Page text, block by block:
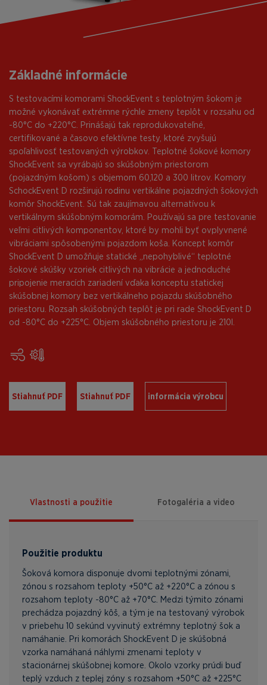
Základné informácie
S testovacími komorami ShockEvent s teplotným šokom je
možné vykonávať extrémne rýchle zmeny teplôt v rozsahu od
-80°C do +220°C. Prinášajú tak reprodukovateľné,
certifikované a časovo efektívne testy, ktoré zvyšujú
spoľahlivosť testovaných výrobkov. Teplotné šokové komory
ShockEvent sa vyrábajú so skúšobným priestorom
(pojazdným košom) s objemom 60,120 a 300 litrov. Komory
SchockEvent D rozširujú rodinu vertikálne pojazdných šokových
komôr ShockEvent. Sú tak zaujímavou alternatívou k
vertikálnym skúšobným komorám. Používajú sa pre testovanie
veľmi citlivých komponentov, ktoré by mohli byť ovplyvnené
vibráciami spôsobenými pojazdom koša. Koncept komôr
ShockEvent D umožňuje statické „nepohyblivé“ teplotné
šokové skúšky vzoriek citlivých na vibrácie a jednoduché
pripojenie meracích zariadení vďaka konceptu statickej
skúšobnej komory bez vertikálneho pojazdu skúšobného
priestoru. Rozsah skúšobných teplôt je pri rade ShockEvent D
od -80°C do +225°C. Objem skúšobného priestoru je 210l.
Stiahnuť PDF Stiahnuť PDF informácia výrobcu
Vlastnosti a použitie Fotogaléria a video
Použitie produktu
Šoková komora disponuje dvomi teplotnými zónami,
zónou s rozsahom teploty +50°C až +220°C a zónou s
rozsahom teploty -80°C až +70°C. Medzi týmito zónami
prechádza pojazdný kôš, a tým je na testovaný výrobok
v priebehu 10 sekúnd vyvinutý extrémny teplotný šok a
namáhanie. Pri komorách ShockEvent D je skúšobná
vzorka namáhaná náhlymi zmenami teploty v
stacionárnej skúšobnej komore. Okolo vzorky prúdi buď
teplý vzduch z teplej zóny s rozsahom +50°C až +225°C